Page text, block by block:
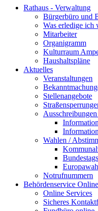
Rathaus - Verwaltung
Bürgerbüro und
Was erledige ich
Mitarbeiter
Organigramm
Kulturraum
Haushaltspläne
Aktuelles
Veranstaltungen
Stellenangebote
Wahlen /
Notrufnummern
Behördenservice Online
Online Services
Sicheres